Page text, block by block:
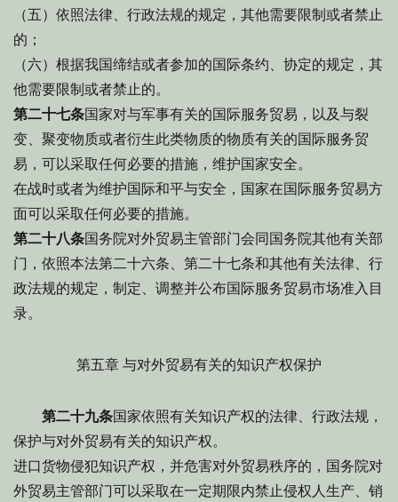
（五）依照法律、行政法规的规定，其他需要限制或者禁止
的；
（六）根据我国缔结或者参加的国际条约、协定的规定，其
他需要限制或者禁止的。
第二十七条国家对与军事有关的国际服务贸易，以及与裂
变、聚变物质或者衍生此类物质的物质有关的国际服务贸
易，可以采取任何必要的措施，维护国家安全。
在战时或者为维护国际和平与安全，国家在国际服务贸易方
面可以采取任何必要的措施。
第二十八条国务院对外贸易主管部门会同国务院其他有关部
门，依照本法第二十六条、第二十七条和其他有关法律、行
政法规的规定，制定、调整并公布国际服务贸易市场准入目
录。
第五章 与对外贸易有关的知识产权保护
第二十九条国家依照有关知识产权的法律、行政法规，
保护与对外贸易有关的知识产权。
进口货物侵犯知识产权，并危害对外贸易秩序的，国务院对
外贸易主管部门可以采取在一定期限内禁止侵权人生产、销